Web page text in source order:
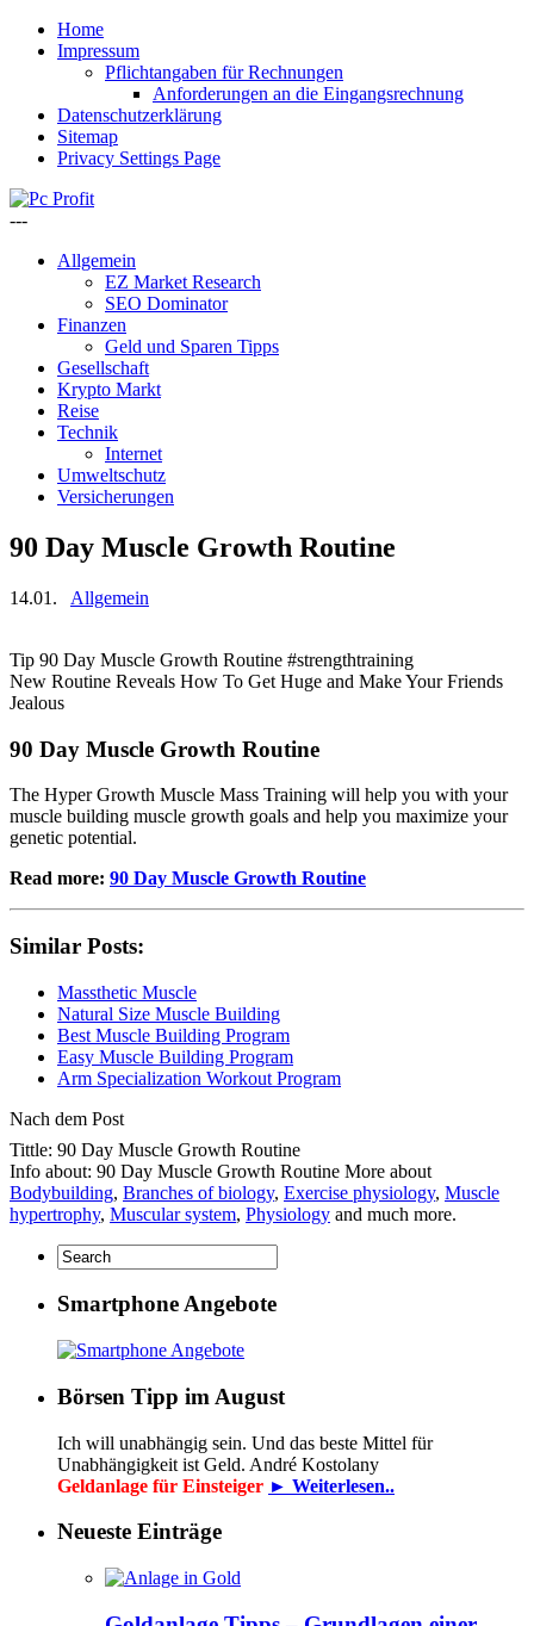
Home
Impressum
Pflichtangaben für Rechnungen
Anforderungen an die Eingangsrechnung
Datenschutzerklärung
Sitemap
Privacy Settings Page
---
Allgemein
EZ Market Research
SEO Dominator
Finanzen
Geld und Sparen Tipps
Gesellschaft
Krypto Markt
Reise
Technik
Internet
Umweltschutz
Versicherungen
90 Day Muscle Growth Routine
14.01. Allgemein
Tip 90 Day Muscle Growth Routine #strengthtraining
New Routine Reveals How To Get Huge and Make Your Friends
Jealous
90 Day Muscle Growth Routine
The Hyper Growth Muscle Mass Training will help you with your
muscle building muscle growth goals and help you maximize your
genetic potential.
Read more: 90 Day Muscle Growth Routine
Similar Posts:
Massthetic Muscle
Natural Size Muscle Building
Best Muscle Building Program
Easy Muscle Building Program
Arm Specialization Workout Program
Nach dem Post
Tittle: 90 Day Muscle Growth Routine
Info about: 90 Day Muscle Growth Routine More about
Bodybuilding, Branches of biology, Exercise physiology, Muscle
hypertrophy, Muscular system, Physiology and much more.
Smartphone Angebote
Börsen Tipp im August
Ich will unabhängig sein. Und das beste Mittel für
Unabhängigkeit ist Geld. André Kostolany
Geldanlage für Einsteiger ► Weiterlesen..
Neueste Einträge